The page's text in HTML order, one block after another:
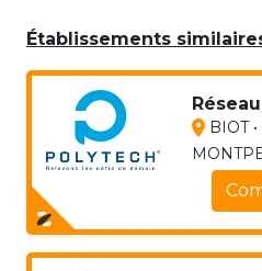
Établissements
BIOT •